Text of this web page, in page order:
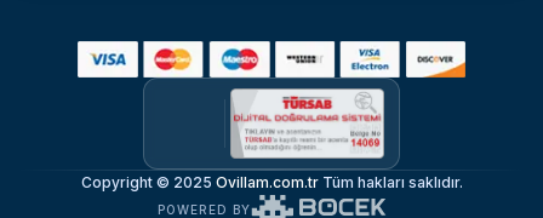
Copyright © 2025 Ovillam.com.trTüm hakları saklıdır.
POWERED BY